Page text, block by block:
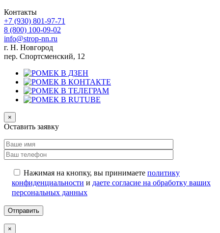
Контакты
+7 (930) 801-97-71
8 (800) 100-09-02
info@strop-nn.ru
г. Н. Новгород
пер. Спортсменский, 12
×
Оставить заявку
Нажимая на кнопку, вы принимаете политику
конфиденциальности и даете согласие на обработку ваших
персональных данных
×